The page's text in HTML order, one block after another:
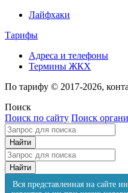
Лайфхаки
Тарифы
Адреса и телефоны
Термины ЖКХ
По тарифу © 2017-2026,
Поиск
Поиск по сайту Поиск
Вся представленная на сайте